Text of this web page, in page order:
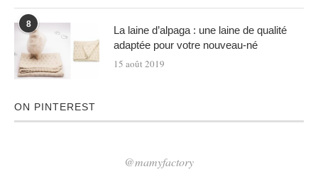
8
La laine d’alpaga : une laine de qualité
adaptée pour votre nouveau-né
15 août 2019
ON PINTEREST
@mamyfactory